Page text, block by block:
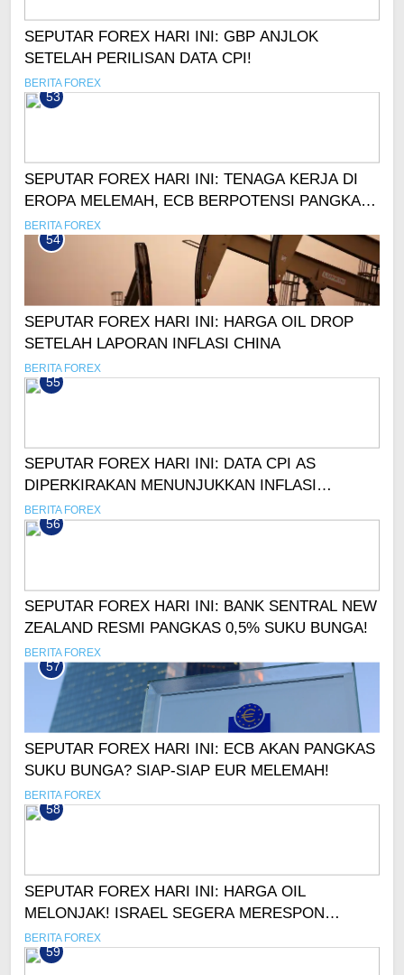
SEPUTAR FOREX HARI INI: GBP ANJLOK
SETELAH PERILISAN DATA CPI!
BERITA FOREX
53
SEPUTAR FOREX HARI INI: TENAGA KERJA DI
EROPA MELEMAH, ECB BERPOTENSI PANGKAS
SUKU BUNGA LEBIH CEPAT!
BERITA FOREX
54
SEPUTAR FOREX HARI INI: HARGA OIL DROP
SETELAH LAPORAN INFLASI CHINA
BERITA FOREX
55
SEPUTAR FOREX HARI INI: DATA CPI AS
DIPERKIRAKAN MENUNJUKKAN INFLASI
MELAMBAT!
BERITA FOREX
56
SEPUTAR FOREX HARI INI: BANK SENTRAL NEW
ZEALAND RESMI PANGKAS 0,5% SUKU BUNGA!
BERITA FOREX
57
SEPUTAR FOREX HARI INI: ECB AKAN PANGKAS
SUKU BUNGA? SIAP-SIAP EUR MELEMAH!
BERITA FOREX
58
SEPUTAR FOREX HARI INI: HARGA OIL
MELONJAK! ISRAEL SEGERA MERESPON
SERANGAN IRAN?
BERITA FOREX
59